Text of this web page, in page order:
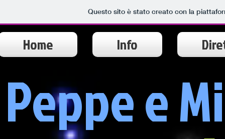
Questo sito è stato creato con la
Home Info
Peppe e